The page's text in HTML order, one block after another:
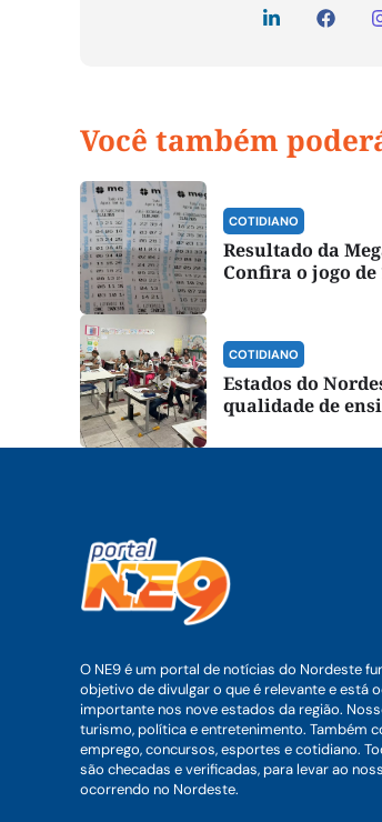
Você também
COTIDIANO
Resultado da
Confira o jogo
COTIDIANO
Estados do
qualidade de
O NE9 é um portal de notícias do Nordeste
objetivo de divulgar o que é relevante e está
importante nos nove estados da região.
turismo, política e entretenimento. Também
emprego, concursos, esportes e cotidiano.
são checadas e verificadas, para levar ao
ocorrendo no Nordeste.